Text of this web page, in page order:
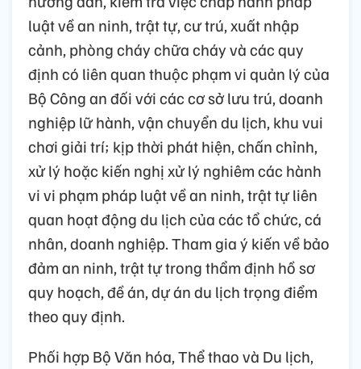
luật về an ninh, trật tự, cư trú, xuất nhập
cảnh, phòng cháy chữa cháy và các quy
định có liên quan thuộc phạm vi quản lý của
Bộ Công an đối với các cơ sở lưu trú, doanh
nghiệp lữ hành, vận chuyển du lịch, khu vui
chơi giải trí; kịp thời phát hiện, chấn chỉnh,
xử lý hoặc kiến nghị xử lý nghiêm các hành
vi vi phạm pháp luật về an ninh, trật tự liên
quan hoạt động du lịch của các tổ chức, cá
nhân, doanh nghiệp. Tham gia ý kiến về bảo
đảm an ninh, trật tự trong thẩm định hồ sơ
quy hoạch, đề án, dự án du lịch trọng điểm
theo quy định.
Phối hợp Bộ Văn hóa, Thể thao và Du lịch,